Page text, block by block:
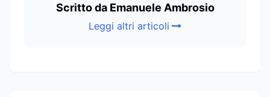
Scritto da Emanuele Ambrosio
Leggi altri articoli